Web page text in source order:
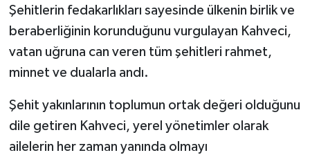
Şehitlerin fedakarlıkları sayesinde ülkenin birlik ve
beraberliğinin korunduğunu vurgulayan Kahveci,
vatan uğruna can veren tüm şehitleri rahmet,
minnet ve dualarla andı.
Şehit yakınlarının toplumun ortak değeri olduğunu
dile getiren Kahveci, yerel yönetimler olarak
ailelerin her zaman yanında olmayı
Politika
Resmi İlan
Sağlık